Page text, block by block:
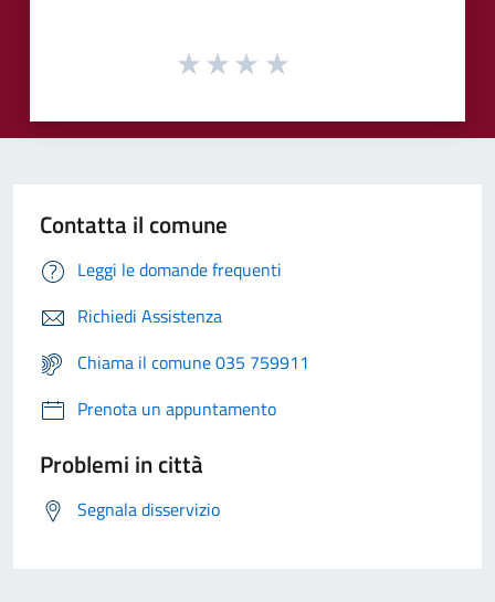
Contatta il comune
Leggi le domande frequenti
Richiedi Assistenza
Chiama il comune 035 759911
Prenota un appuntamento
Problemi in città
Segnala disservizio